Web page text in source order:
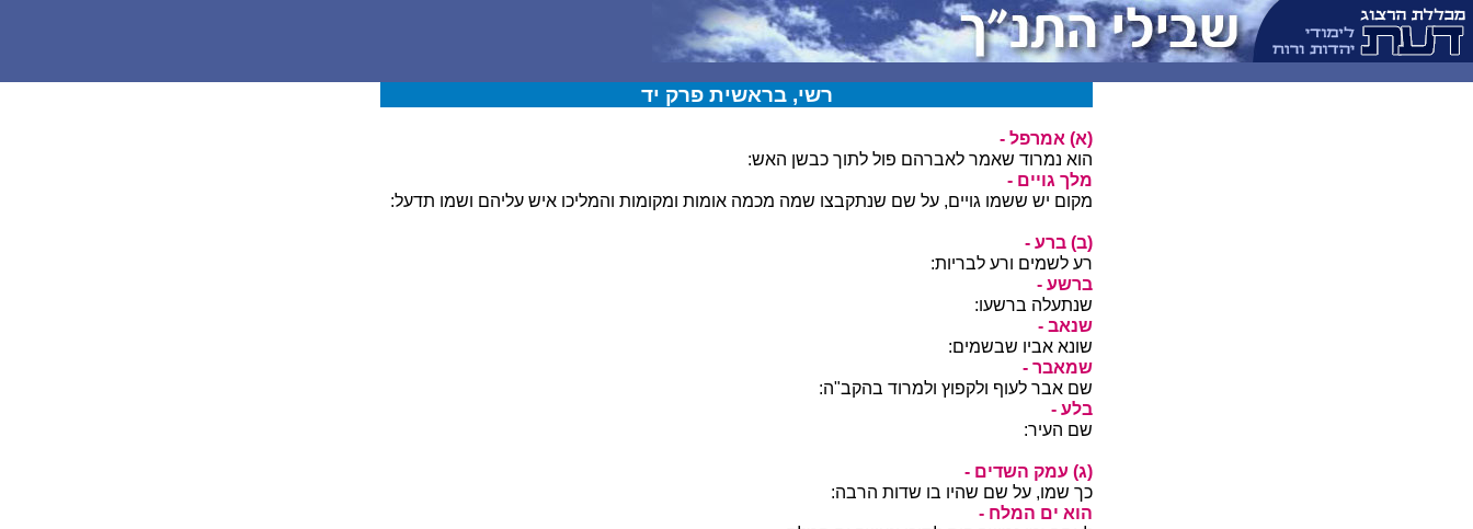
רשי, בראשית פרק יד
(א) אמרפל -
הוא נמרוד שאמר לאברהם פול לתוך כבשן האש:
מלך גויים -
מקום יש ששמו גויים, על שם שנתקבצו שמה מכמה אומות ומקומות והמליכו איש עליהם ושמו תדעל:
(ב) ברע -
רע לשמים ורע לבריות:
ברשע -
שנתעלה ברשעו:
שנאב -
שונא אביו שבשמים:
שמאבר -
שם אבר לעוף ולקפוץ ולמרוד בהקב"ה:
בלע -
שם העיר:
(ג) עמק השדים -
כך שמו, על שם שהיו בו שדות הרבה:
הוא ים המלח -